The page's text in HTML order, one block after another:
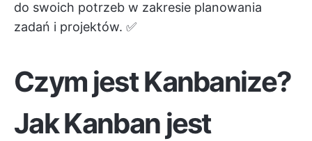
do swoich potrzeb w zakresie planowania
zadań i projektów. ✅
Czym jest Kanbanize?
Jak Kanban jest